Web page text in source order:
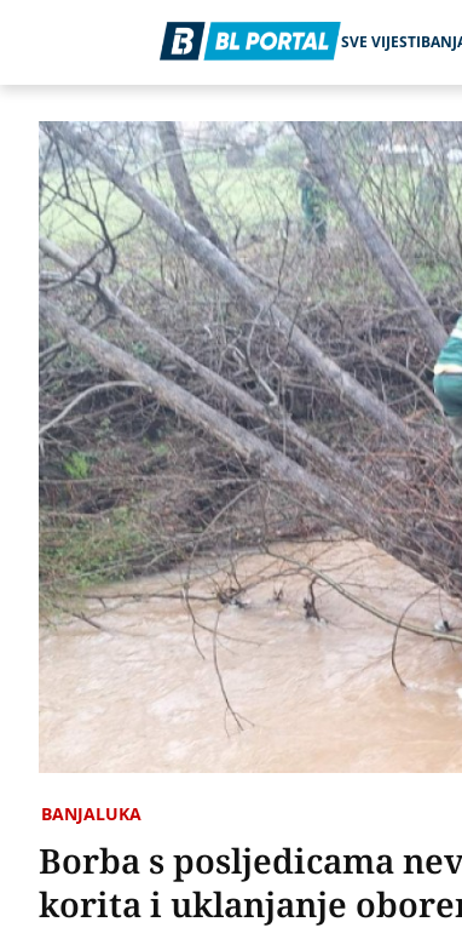
SVE VIJESTI
BANJALUKA
Borba s posljedicama
korita i uklanjanje